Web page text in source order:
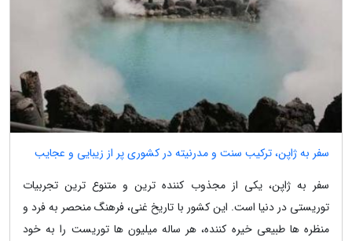
سفر به ژاپن، ترکیب سنت و مدرنیته در کشوری پر از زیبایی و عجایب
سفر به ژاپن، یکی از مجذوب کننده ترین و متنوع ترین تجربیات
توریستی در دنیا است. این کشور با تاریخ غنی، فرهنگ منحصر به فرد و
منظره ها طبیعی خیره کننده، هر ساله میلیون ها توریست را به خود